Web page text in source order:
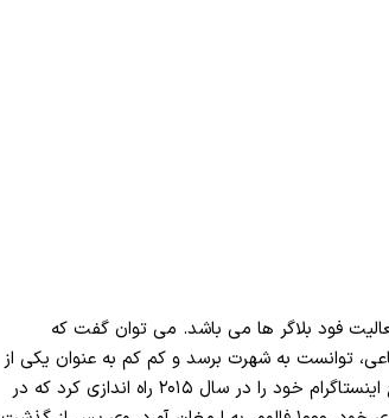
فود بلاگر ها می باشد. می توان گفت که
توانست به شهرت برسد و کم کم به عنوان یکی از
فود بلاگر های معروف شیراز معرفی گردد. این چهره نخستین پیج اینستاگرام خود را در سال ۲۰۱۵ راه اندازی کرد که در